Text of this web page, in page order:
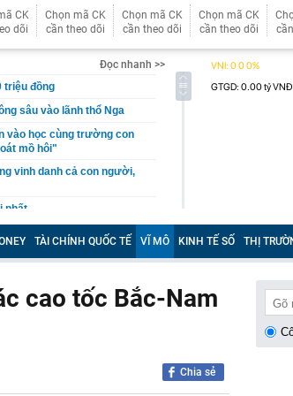
CK
dõi
Chọn mã CK
cần theo dõi
Chọn mã CK
cần theo dõi
Chọn mã CK
cần theo dõi
Đọc nhanh >>
triệu đồng
sâu vào lãnh thổ Nga
vào học cùng trường con
mồ hôi"
vinh danh cả con người,
nhất
SN 1992 liên quan hơn 1
nín thở vì hồi hộp
TÀI CHÍNH QUỐC TẾ VĨ MÔ KINH TẾ SỐ THỊ
cao tốc Bắc-Nam
Chia sẻ